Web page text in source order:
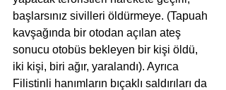
başlarsınız sivilleri öldürmeye. (Tapuah
kavşağında bir otodan açılan ateş
sonucu otobüs bekleyen bir kişi öldü,
iki kişi, biri ağır, yaralandı). Ayrıca
Filistinli hanımların bıçaklı saldırıları da